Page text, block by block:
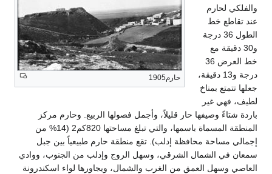
حارم1905
و13 دقيقة،
حار قليلاً، وأجمل فصولها الربيع. وحارم مركز
المنطقة المسماة باسمها، والتي تبلغ مساحتها 820كم2 (14% من
محافظة إدلب). تقع منطقة حارم طبيعياً بين جبل
الشرقي، وسهل الروج وإدلب من الجنوب، ووادي
العمق من الغرب والشمال، ويجاورها لواء اسكندرونة